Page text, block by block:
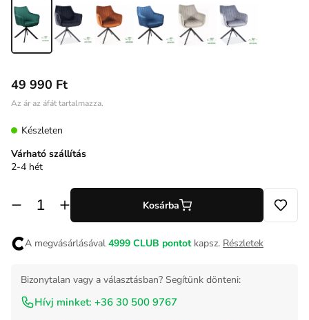
49 990 Ft
Az ár az áfát tartalmazza.
Készleten
Várható szállítás
2-4 hét
Kosárba
A megvásárlásával 4999 CLUB pontot kapsz. Részletek
Bizonytalan vagy a választásban? Segítünk dönteni:
Hívj minket: +36 30 500 9767